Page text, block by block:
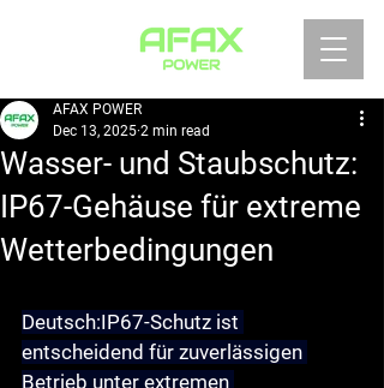
Wasser- und Staubschutz:
IP67-Gehäuse für extreme
Wetterbedingungen
AFAX POWER
Dec 13, 2025 2 min read
Deutsch:IP67-Schutz ist
entscheidend für zuverlässigen
Betrieb unter extremen